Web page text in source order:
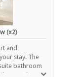
(x2)
and
stay. The
bathroom
to enhance